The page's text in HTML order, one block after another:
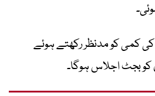
کی کمی کو مدنظر رکھتے ہوئے